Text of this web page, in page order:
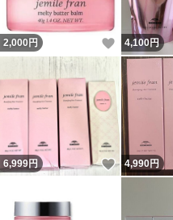
2,000 円 いいね！
4,100円
6,999円 いいね！
4,990円